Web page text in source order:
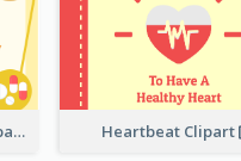
Medicine VS Hospital Clipart Heartbeat Clipart